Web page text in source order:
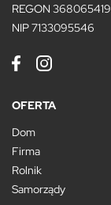
REGON 368065419
NIP 7133095546
OFERTA
Dom
Firma
Rolnik
Samorządy